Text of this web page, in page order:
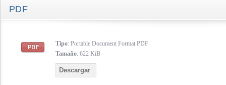
PDF
Tipo: Portable Document Format PDF
Tamaño: 622 KiB
Descargar